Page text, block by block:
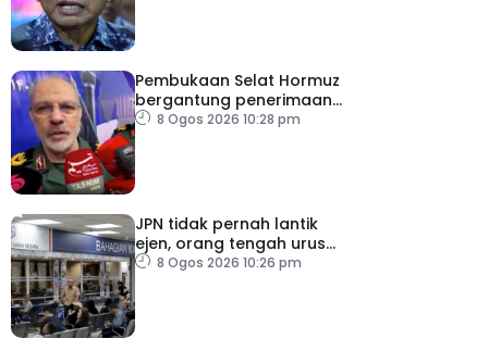
Pembukaan Selat Hormuz
bergantung penerimaan
AS – IRGC
8 Ogos 2026 10:28 pm
JPN tidak pernah lantik
ejen, orang tengah urus
dokumentasi
8 Ogos 2026 10:26 pm